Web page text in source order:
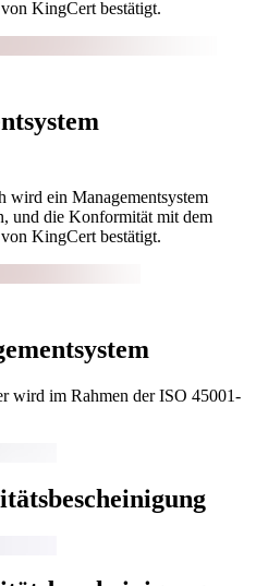
KingCert bestätigt.
wird ein Managementsystem
und die Konformität mit dem
KingCert bestätigt.
wird im Rahmen der ISO 45001-